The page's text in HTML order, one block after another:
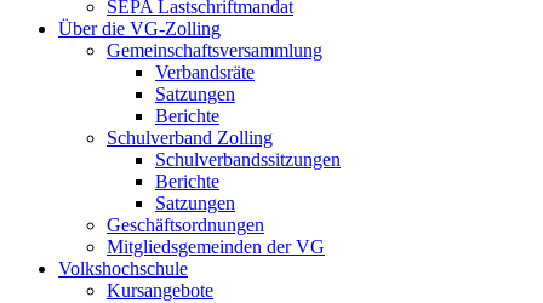
SEPA Lastschriftmandat
Über die VG-Zolling
Gemeinschaftsversammlung
Verbandsräte
Satzungen
Berichte
Schulverband Zolling
Schulverbandssitzungen
Berichte
Satzungen
Geschäftsordnungen
Mitgliedsgemeinden der VG
Volkshochschule
Kursangebote